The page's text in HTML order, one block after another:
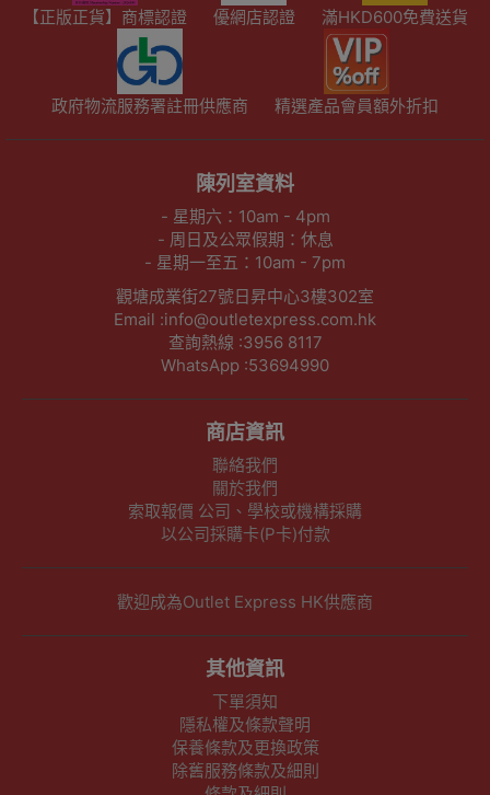
【正版正貨】商標認證 優網店認證 滿HKD600免費送貨
政府物流服務署註冊供應商 精選產品會員額外折扣
陳列室資料
- 星期六：10am - 4pm
- 周日及公眾假期：休息
- 星期一至五：10am - 7pm
觀塘成業街27號日昇中心3樓302室
Email :info@outletexpress.com.hk
查詢熱線 :3956 8117
WhatsApp :53694990
商店資訊
聯絡我們
關於我們
索取報價 公司、學校或機構採購
以公司採購卡(P卡)付款
歡迎成為Outlet Express HK供應商
其他資訊
下單須知
隱私權及條款聲明
保養條款及更換政策
除舊服務條款及細則